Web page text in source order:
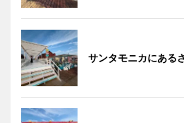
サンタモニカにある